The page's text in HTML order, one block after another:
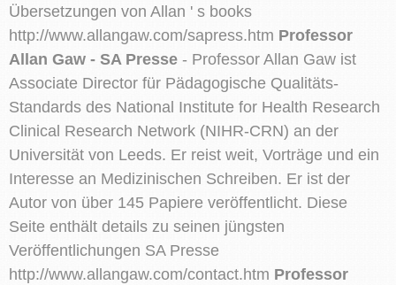
Übersetzungen von Allan ' s books
http://www.allangaw.com/sapress.htm Professor
Allan Gaw - SA Presse - Professor Allan Gaw ist
Associate Director für Pädagogische Qualitäts-
Standards des National Institute for Health Research
Clinical Research Network (NIHR-CRN) an der
Universität von Leeds. Er reist weit, Vorträge und ein
Interesse an Medizinischen Schreiben. Er ist der
Autor von über 145 Papiere veröffentlicht. Diese
Seite enthält details zu seinen jüngsten
Veröffentlichungen SA Presse
http://www.allangaw.com/contact.htm Professor